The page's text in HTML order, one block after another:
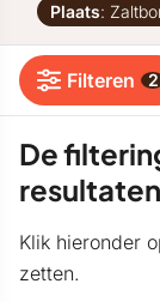
Plaats:
Filteren 2
De
Klik hieronder
zetten.